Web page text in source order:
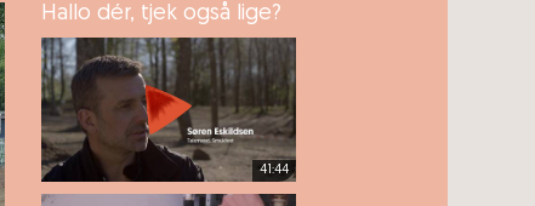
Hallo dér, tjek også lige?
41:44